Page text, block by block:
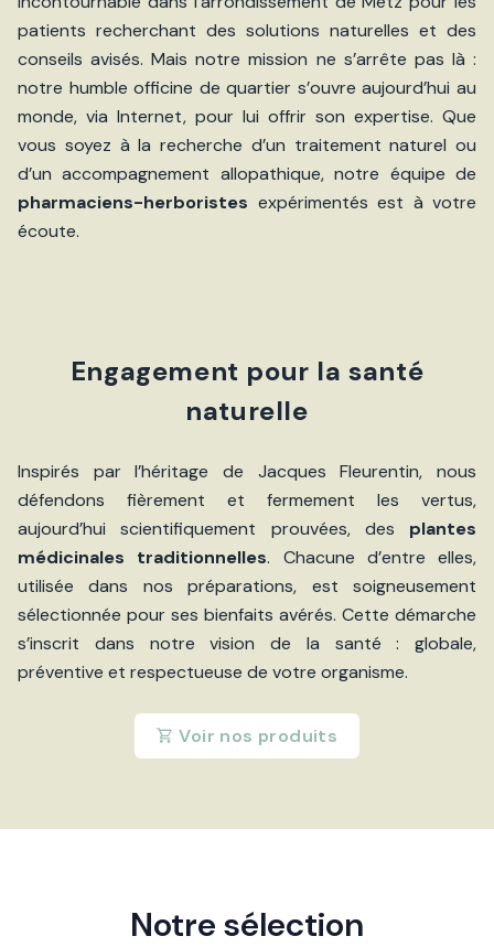
patients recherchant des solutions naturelles et des
conseils avisés. Mais notre mission ne s’arrête pas là :
notre humble officine de quartier s’ouvre aujourd’hui au
monde, via Internet, pour lui offrir son expertise. Que
vous soyez à la recherche d’un traitement naturel ou
d’un accompagnement allopathique, notre équipe de
pharmaciens-herboristes expérimentés est à votre
écoute.
Engagement pour la santé
naturelle
Inspirés par l’héritage de Jacques Fleurentin, nous
défendons fièrement et fermement les vertus,
aujourd’hui scientifiquement prouvées, des plantes
médicinales traditionnelles. Chacune d’entre elles,
utilisée dans nos préparations, est soigneusement
sélectionnée pour ses bienfaits avérés. Cette démarche
s’inscrit dans notre vision de la santé : globale,
préventive et respectueuse de votre organisme.
Voir nos produits
Notre sélection